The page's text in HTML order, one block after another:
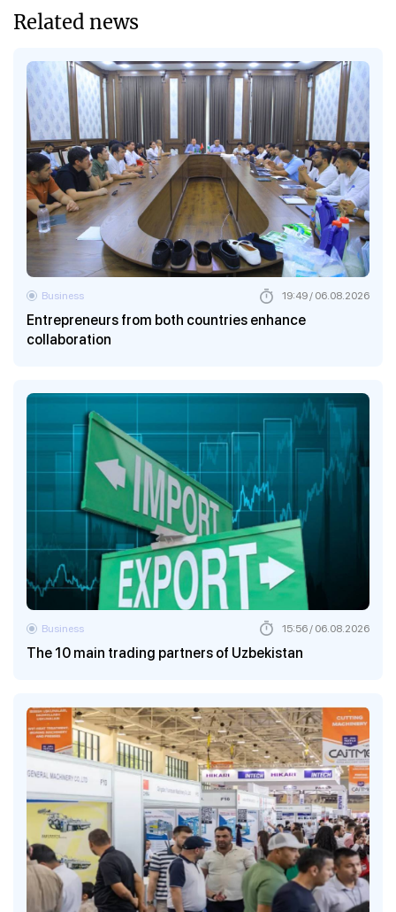
Related news
Entrepreneurs from both countries enhance
collaboration
Business 19:49 / 06.08.2026
The 10 main trading partners of Uzbekistan
Business 15:56 / 06.08.2026